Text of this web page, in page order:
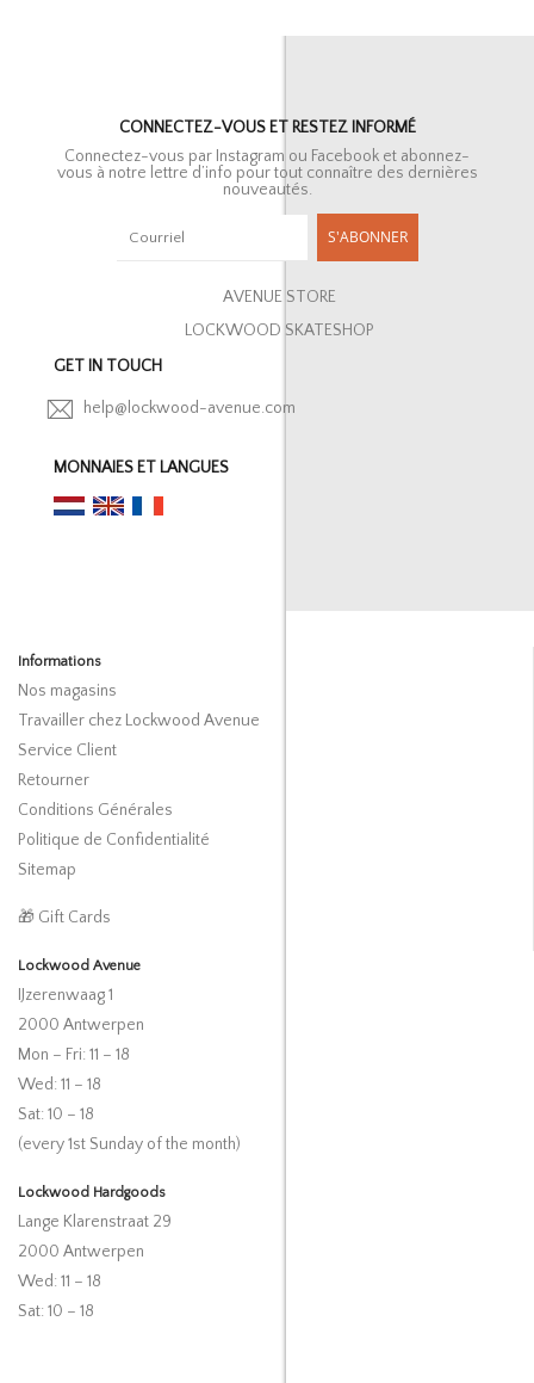
CONNECTEZ-VOUS ET RESTEZ INFORMÉ
Connectez-vous par Instagram ou Facebook et abonnez-
vous à notre lettre d’info pour tout connaître des dernières
nouveautés.
S'ABONNER
AVENUE STORE
LOCKWOOD SKATESHOP
GET IN TOUCH
help@lockwood-avenue.com
MONNAIES ET LANGUES
Informations
Nos magasins
Travailler chez Lockwood Avenue
Service Client
Retourner
Conditions Générales
Politique de Confidentialité
Sitemap
🎁 Gift Cards
Lockwood Avenue
IJzerenwaag 1
2000 Antwerpen
Mon – Fri: 11 – 18
Wed: 11 – 18
Sat: 10 – 18
(every 1st Sunday of the month)
Lockwood Hardgoods
Lange Klarenstraat 29
2000 Antwerpen
Wed: 11 – 18
Sat: 10 – 18